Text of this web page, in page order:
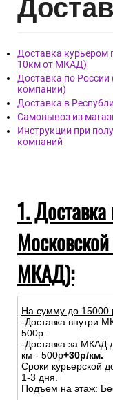
Дост
Доставка курьером
10км от МКАД)
Доставка по
компании)
Доставка в
Самовывоз из
Инструкции при
компаний
1.
МКАД):
На сумму до 15000
-Доставка внутри
500р.
-Доставка за МКАД
км - 500р+30р/км.
Сроки курьерской
1-3 дня.
Подъем на этаж: